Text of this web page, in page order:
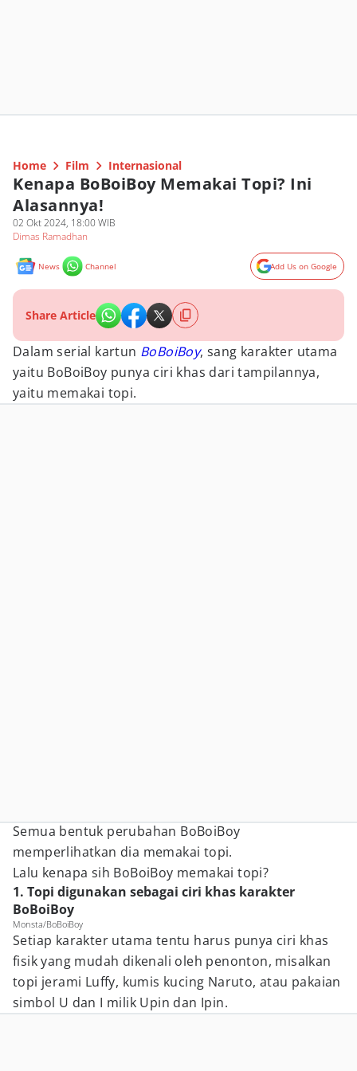
Home Film Internasional
Kenapa BoBoiBoy Memakai Topi? Ini
Alasannya!
02 Okt 2024, 18:00 WIB
Dimas Ramadhan
News Channel Add Us on Google
Share Article
Dalam serial kartun BoBoiBoy, sang karakter utama
yaitu BoBoiBoy punya ciri khas dari tampilannya,
yaitu memakai topi.
Semua bentuk perubahan BoBoiBoy
memperlihatkan dia memakai topi.
Lalu kenapa sih BoBoiBoy memakai topi?
1. Topi digunakan sebagai ciri khas karakter
BoBoiBoy
Monsta/BoBoiBoy
Setiap karakter utama tentu harus punya ciri khas
fisik yang mudah dikenali oleh penonton, misalkan
topi jerami Luffy, kumis kucing Naruto, atau pakaian
simbol U dan I milik Upin dan Ipin.